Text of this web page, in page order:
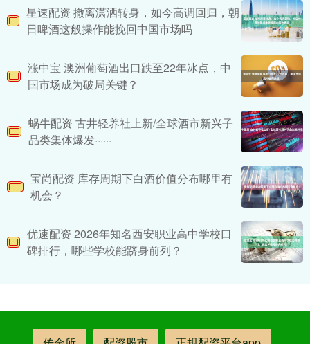
星速配资 撤离潇洒转身，如今高调回归，朝
日啤酒这般操作能挽回中国市场吗
涨中宝 澳洲葡萄酒出口跌至22年冰点，中
国市场成为破局关键？
蜗牛配资 古井轻养社上新/全球酒市新兴子
品类集体爆发······
宝尚配资 库存周期下白酒价值分布哪里有
机会？
优速配资 2026年知名西安职业高中学校口
碑排行，哪些学校能跻身前列？